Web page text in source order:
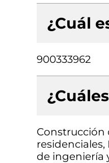
¿Cuál
900333962
Construcción
de ingeniería